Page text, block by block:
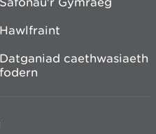
Hawlfraint
Datganiad caethwasiaeth
fodern